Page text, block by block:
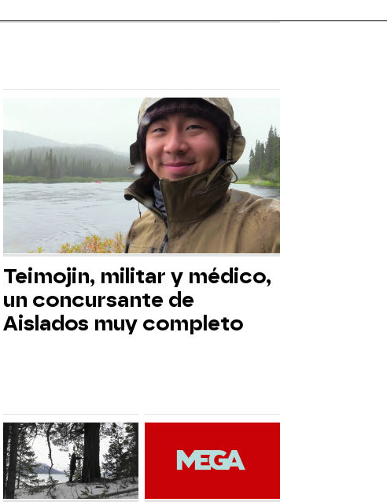
Teimojin, militar y médico,
un concursante de
Aislados muy completo